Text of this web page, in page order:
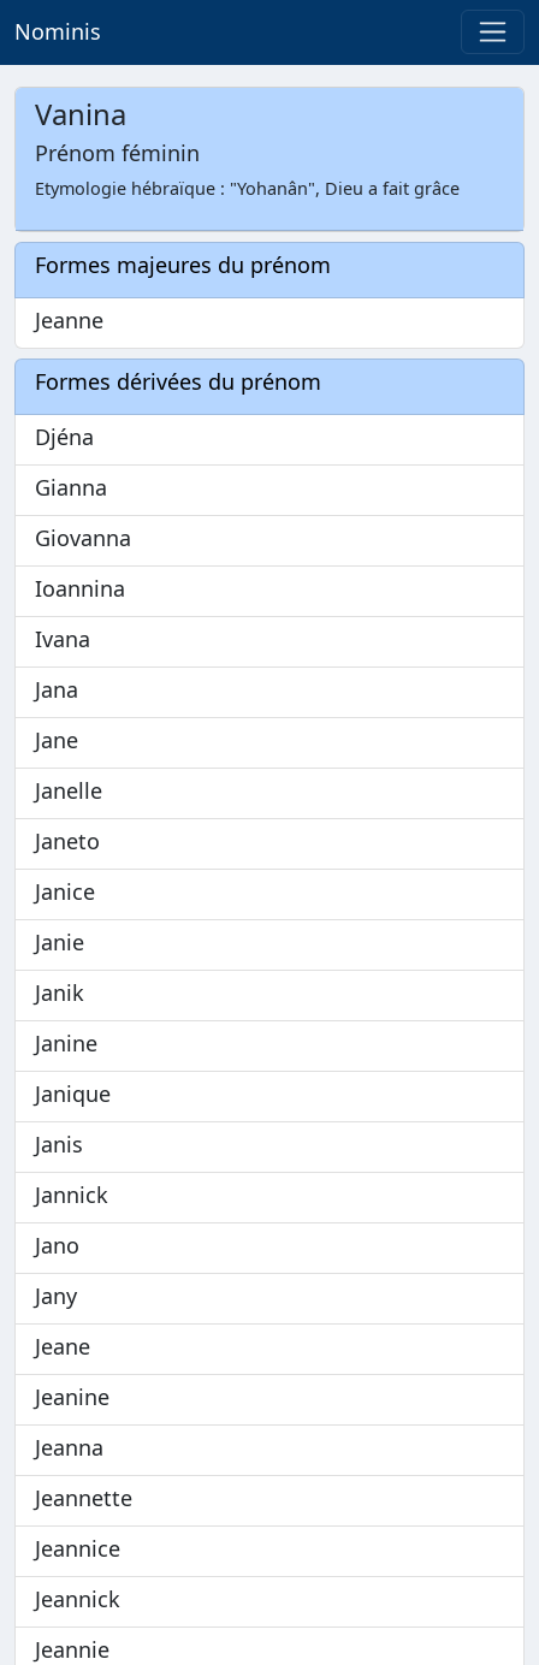
Nominis
Vanina
Prénom féminin
Etymologie hébraïque : "Yohanân", Dieu a fait grâce
Formes majeures du prénom
Jeanne
Formes dérivées du prénom
Djéna
Gianna
Giovanna
Ioannina
Ivana
Jana
Jane
Janelle
Janeto
Janice
Janie
Janik
Janine
Janique
Janis
Jannick
Jano
Jany
Jeane
Jeanine
Jeanna
Jeannette
Jeannice
Jeannick
Jeannie